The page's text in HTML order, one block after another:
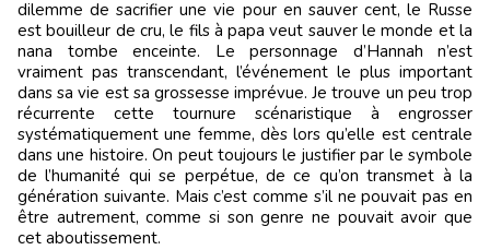
dilemme de sacrifier une vie pour en sauver cent, le Russe
est bouilleur de cru, le fils à papa veut sauver le monde et la
nana tombe enceinte. Le personnage d’Hannah n’est
vraiment pas transcendant, l’événement le plus important
dans sa vie est sa grossesse imprévue. Je trouve un peu trop
récurrente cette tournure scénaristique à engrosser
systématiquement une femme, dès lors qu’elle est centrale
dans une histoire. On peut toujours le justifier par le symbole
de l’humanité qui se perpétue, de ce qu’on transmet à la
génération suivante. Mais c’est comme s’il ne pouvait pas en
être autrement, comme si son genre ne pouvait avoir que
cet aboutissement.